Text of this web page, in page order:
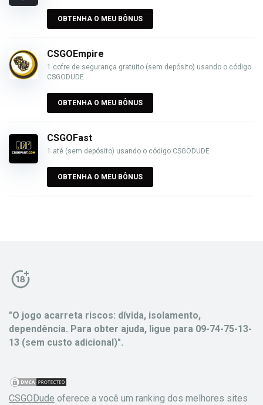
OBTENHA O MEU BÔNUS
CSGOEmpire
1 cofre de segurança gratuito (sem depósito) usando o código
CSGODUDE
OBTENHA O MEU BÔNUS
CSGOFast
1 até (sem depósito) usando o código CSGODUDE
OBTENHA O MEU BÔNUS
"O jogo acarreta riscos: dívida, isolamento,
dependência. Para obter ajuda, ligue para 09-74-75-13-
13 (sem custo adicional)".
CSGODude oferece a você um ranking dos melhores sites